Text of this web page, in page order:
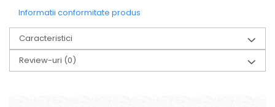
Informatii conformitate produs
Caracteristici
Review-uri (0)